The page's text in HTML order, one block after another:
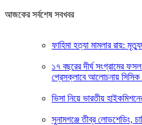
আজকের সর্বশেষ সবখবর
ফাহিমা হত্যা মামলার রায়:
১৭ বছরের দীর্ঘ সংগ্রামের
প্রেসক্লাবে আলোচনায়
ভিসা নিয়ে ভারতীয়
সুনামগঞ্জে তীব্র লোডশেডিং,